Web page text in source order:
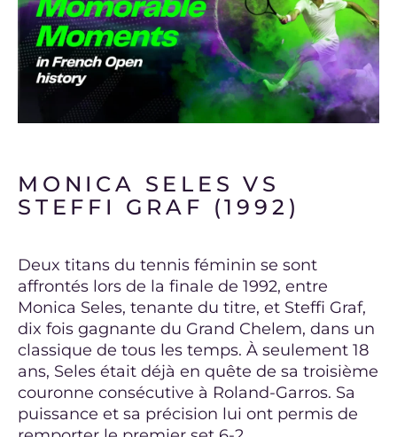
MONICA SELES VS
STEFFI GRAF (1992)
Deux titans du tennis féminin se sont
affrontés lors de la finale de 1992, entre
Monica Seles, tenante du titre, et Steffi Graf,
dix fois gagnante du Grand Chelem, dans un
classique de tous les temps. À seulement 18
ans, Seles était déjà en quête de sa troisième
couronne consécutive à Roland-Garros. Sa
puissance et sa précision lui ont permis de